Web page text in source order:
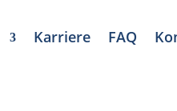
Karriere FAQ